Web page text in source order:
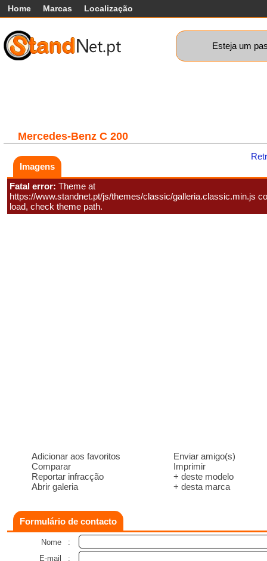
Home Marcas Localização
Esteja um
Mercedes-Benz C 200
Imagens
Fatal error: Theme at
https://www.standnet.pt/js/themes/classic/galleria.classic.min.js
load, check theme path.
Adicionar aos favoritos
Comparar
Reportar infracção
Abrir galeria
Enviar amigo(s)
Imprimir
+ deste modelo
+ desta marca
Formulário de contacto
Nome
:
E-mail
: